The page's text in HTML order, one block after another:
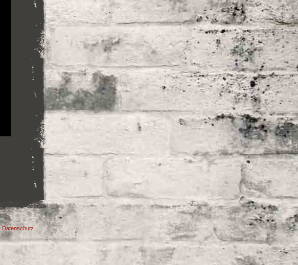
Datenschutz